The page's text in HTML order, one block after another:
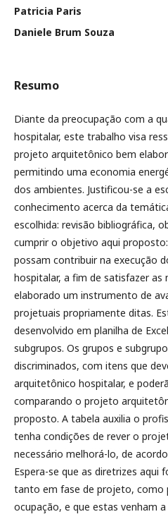
Patricia Paris
Daniele Brum Souza
Resumo
Diante da preocupação com a
hospitalar, este trabalho visa
projeto arquitetônico bem
permitindo uma economia
dos ambientes. Justificou-se a
conhecimento acerca da
escolhida: revisão bibliográfica,
cumprir o objetivo aqui
possam contribuir na execução
hospitalar, a fim de satisfazer as
elaborado um instrumento de
projetuais propriamente ditas.
desenvolvido em planilha de
subgrupos. Os grupos e
discriminados, com itens que
arquitetônico hospitalar, e
comparando o projeto
proposto. A tabela auxilia o
tenha condições de rever o
necessário melhorá-lo, de
Espera-se que as diretrizes aqui
tanto em fase de projeto, como
ocupação, e que estas venham